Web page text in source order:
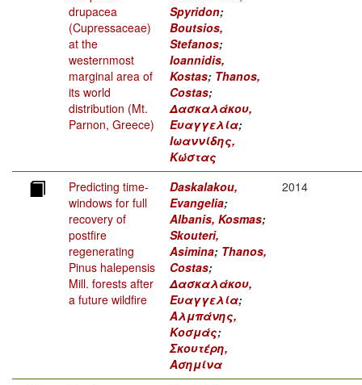
drupacea
(Cupressaceae)
at the
westernmost
marginal area of
its world
distribution (Mt.
Parnon, Greece)
Spyridon;
Boutsios,
Stefanos;
Ioannidis,
Kostas; Thanos,
Costas;
Δασκαλάκου,
Ευαγγελία;
Ιωαννίδης,
Κώστας
Predicting time-
windows for full
recovery of
postfire
regenerating
Pinus halepensis
Mill. forests after
a future wildfire
Daskalakou,
Evangelia;
Albanis, Kosmas;
Skouteri,
Asimina; Thanos,
Costas;
Δασκαλάκου,
Ευαγγελία;
Αλμπάνης,
Κοσμάς;
Σκουτέρη,
Ασημίνα
2014